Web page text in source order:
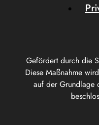
Gefördert durch die
Diese Maßnahme
auf der Grundlage